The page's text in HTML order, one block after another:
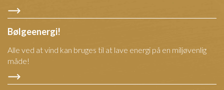
Bølgeenergi!
Alle ved at vind kan bruges til at lave energi på en miljøvenlig
måde!